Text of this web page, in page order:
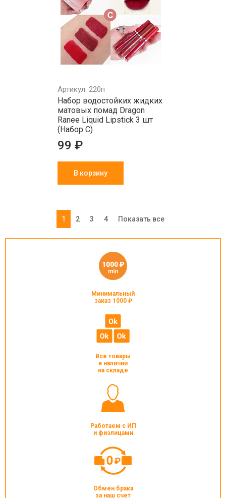
Артикул: 220п
Набор водостойких жидких
матовых помад Dragon
Ranee Liquid Lipstick 3 шт
(Набор С)
99 ₽
В корзину
1 2 3 4 Показать все
Минимальный
заказ 1000 ₽
Все товары
в наличии
на складе
Работаем с ИП
и физлицами
Обмен брака
за наш счет